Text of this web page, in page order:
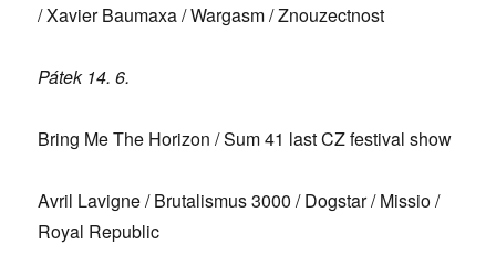
/ Xavier Baumaxa / Wargasm / Znouzectnost
Pátek 14. 6.
Bring Me The Horizon / Sum 41 last CZ festival show
Avril Lavigne / Brutalismus 3000 / Dogstar / Missio /
Royal Republic